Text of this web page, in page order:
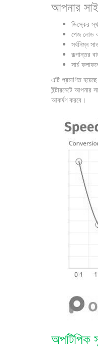
আপনার
ডিস্কের
পেজ লোড
সর্বনিম্ন
রূপান্তর
সার্চ
এটি প্রমাণিত
ইন্টারনেটে
আকর্ষণ করবে।
অপটিপিক